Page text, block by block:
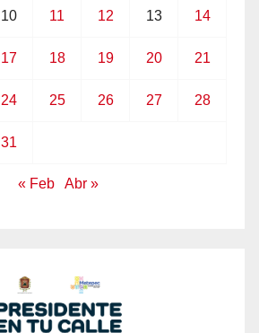
10 11 12 13 14
17 18 19 20 21
24 25 26 27 28
31
« Feb Abr »